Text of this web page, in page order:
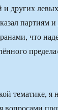
и других
что
тематике,